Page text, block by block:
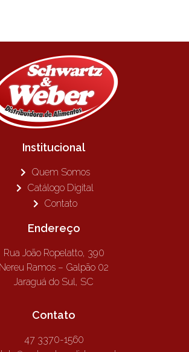
Institucional
Quem Somos
Catálogo Digital
Contato
Endereço
Rua João Ropelatto, 390
Nereu Ramos – Galpão 02
Jaraguá do Sul, SC
Contato
47 3370-1560